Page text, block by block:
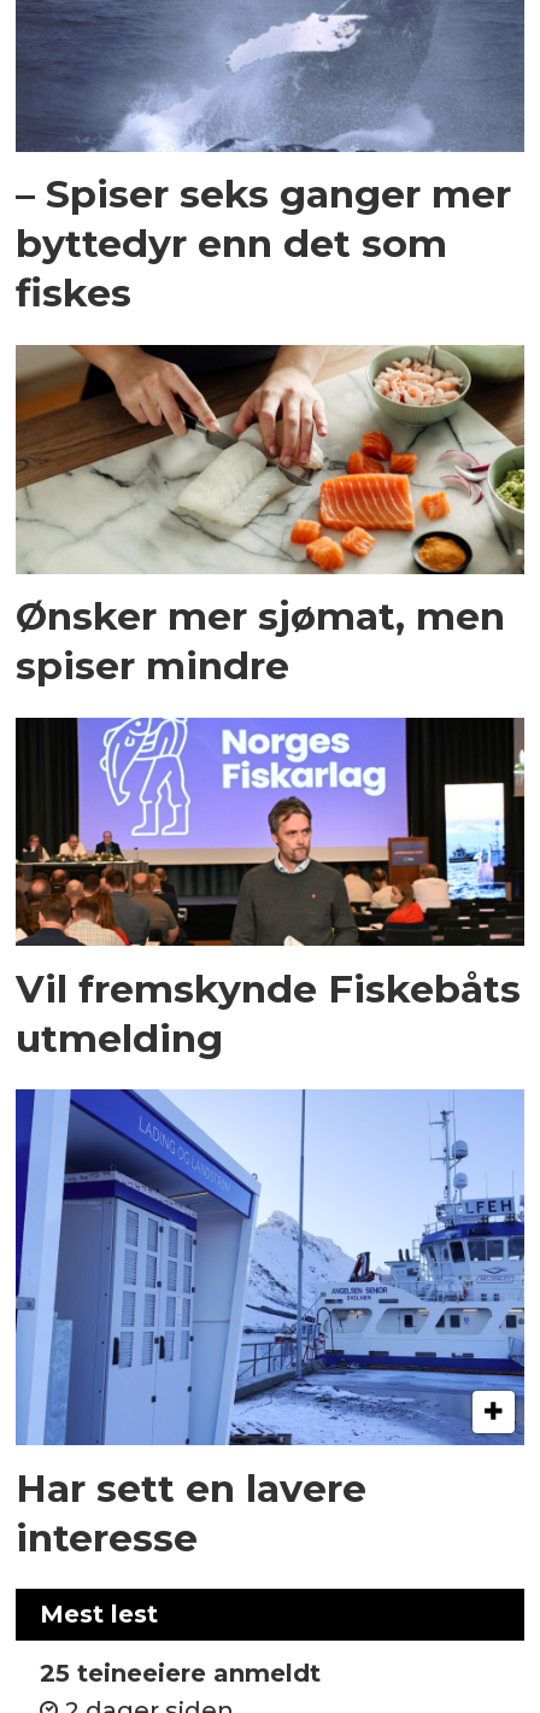
– Spiser seks ganger mer
byttedyr enn det som
fiskes
Ønsker mer sjømat, men
spiser mindre
Vil fremskynde Fiskebåts
utmelding
Har sett en lavere
interesse
Mest lest
25 teineeiere anmeldt